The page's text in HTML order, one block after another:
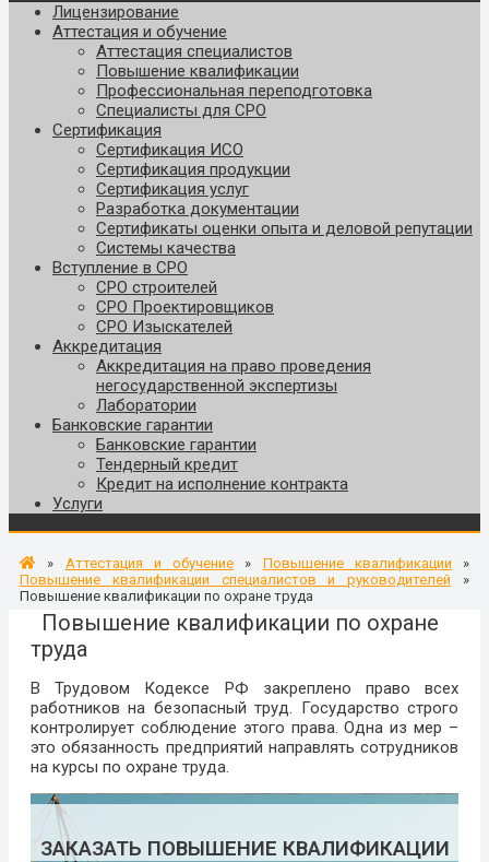
Лицензирование
Аттестация и обучение
Аттестация специалистов
Повышение квалификации
Профессиональная переподготовка
Специалисты для СРО
Сертификация
Сертификация ИСО
Сертификация продукции
Сертификация услуг
Разработка документации
Сертификаты оценки опыта и деловой репутации
Системы качества
Вступление в СРО
СРО строителей
СРО Проектировщиков
СРО Изыскателей
Аккредитация
Аккредитация на право проведения
негосударственной экспертизы
Лаборатории
Банковские гарантии
Банковские гарантии
Тендерный кредит
Кредит на исполнение контракта
Услуги
» Аттестация и обучение » Повышение квалификации »
Повышение квалификации специалистов и руководителей »
Повышение квалификации по охране труда
Повышение квалификации по охране
труда
В Трудовом Кодексе РФ закреплено право всех
работников на безопасный труд. Государство строго
контролирует соблюдение этого права. Одна из мер –
это обязанность предприятий направлять сотрудников
на курсы по охране труда.
ЗАКАЗАТЬ ПОВЫШЕНИЕ КВАЛИФИКАЦИИ